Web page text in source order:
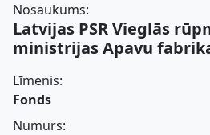
Nosaukums:
Latvijas PSR Vieglās
ministrijas Apavu
Līmenis:
Fonds
Numurs: